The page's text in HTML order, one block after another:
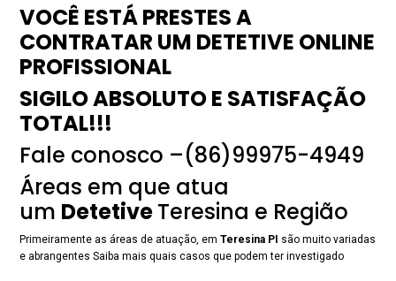
VOCÊ ESTÁ PRESTES A
CONTRATAR UM DETETIVE ONLINE
PROFISSIONAL
SIGILO ABSOLUTO E SATISFAÇÃO
TOTAL!!!
Fale conosco –(86)99975-4949
Áreas em que atua
um DetetiveTeresina e Região
Primeiramente as áreas de atuação, em Teresina PI são muito variadas
e abrangentes Saiba mais quais casos que podem ter investigado